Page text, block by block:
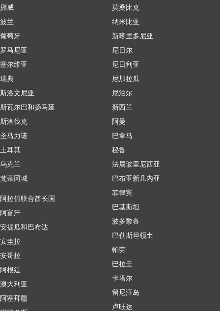
挪威
波兰
葡萄牙
罗马尼亚
塞尔维亚
瑞典
斯洛文尼亚
斯瓦尔巴和扬马延
斯洛伐克
圣马力诺
土耳其
乌克兰
梵蒂冈城
阿拉伯联合酋长国
阿富汗
安提瓜和巴布达
安圭拉
安哥拉
阿根廷
澳大利亚
阿塞拜疆
莫桑比克
纳米比亚
新喀里多尼亚
尼日尔
尼日利亚
尼加拉瓜
尼泊尔
新西兰
阿曼
巴拿马
秘鲁
法属玻里尼西亚
巴布亚新几内亚
菲律宾
巴基斯坦
波多黎各
巴勒斯坦领土
帕劳
巴拉圭
卡塔尔
留尼汪岛
卢旺达